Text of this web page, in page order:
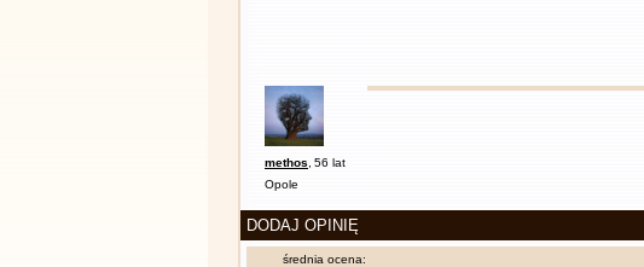
methos 56 lat
Opole
DODAJ OPINIĘ
średnia ocena: